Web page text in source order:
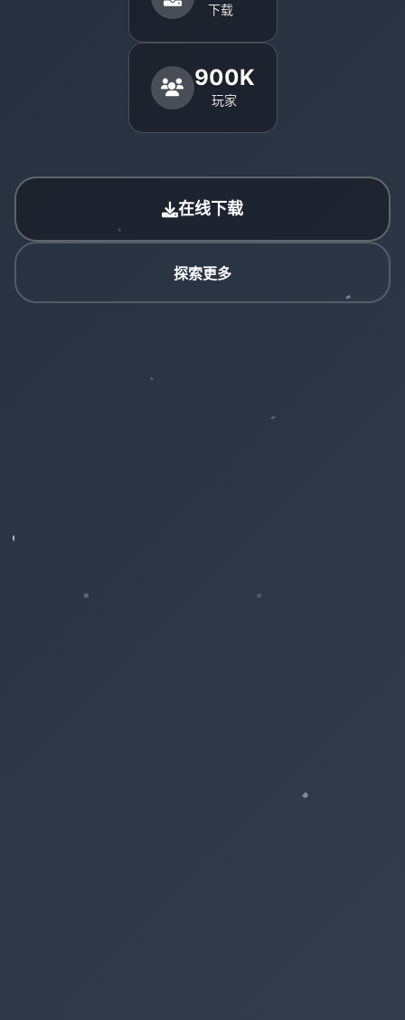
下载
900K
玩家
在线下载
探索更多